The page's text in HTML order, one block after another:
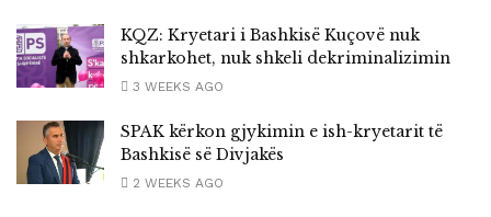
KQZ: Kryetari i Bashkisë Kuçovë nuk
shkarkohet, nuk shkeli dekriminalizimin
3 WEEKS AGO
SPAK kërkon gjykimin e ish-kryetarit të
Bashkisë së Divjakës
2 WEEKS AGO